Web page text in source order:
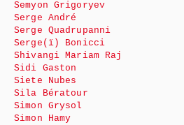
Semyon Grigoryev
Serge André
Serge Quadrupanni
Serge(ï) Bonicci
Shivangi Mariam Raj
Sidi Gaston
Siete Nubes
Sila Bératour
Simon Grysol
Simon Hamy